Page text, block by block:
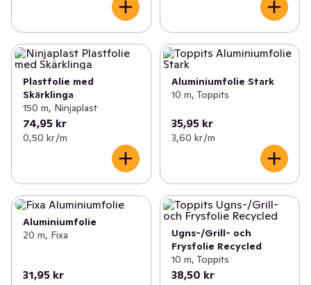
Plastfolie med
Skärklinga
150 m, Ninjaplast
74,95 kr
0,50 kr /m
Aluminiumfolie Stark
10 m, Toppits
35,95 kr
3,60 kr /m
Aluminiumfolie
20 m, Fixa
31,95 kr
Ugns-/Grill- och
Frysfolie Recycled
10 m, Toppits
38,50 kr